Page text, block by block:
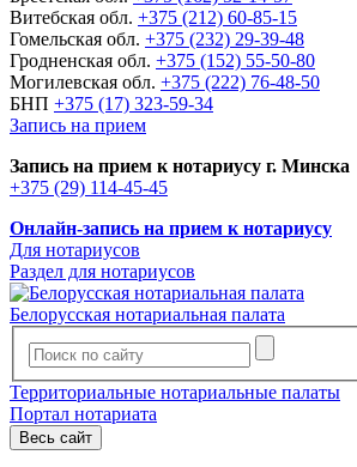
Витебская обл. +375 (212) 60-85-15
Гомельская обл. +375 (232) 29-39-48
Гродненская обл. +375 (152) 55-50-80
Могилевская обл. +375 (222) 76-48-50
БНП +375 (17) 323-59-34
Запись на прием
Запись на прием к нотариусу г. Минска
+375 (29) 114-45-45
Онлайн-запись на прием к нотариусу
Для нотариусов
Раздел для нотариусов
Белорусская нотариальная палата
Территориальные нотариальные палаты
Портал нотариата
Весь сайт